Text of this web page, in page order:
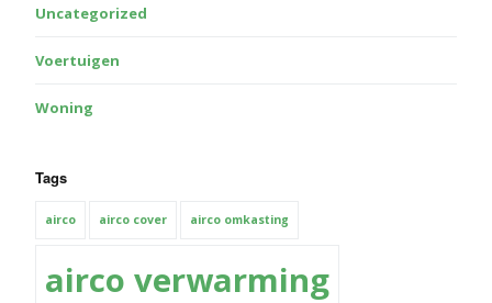
Uncategorized
Voertuigen
Woning
Tags
airco airco cover airco omkasting
airco verwarming